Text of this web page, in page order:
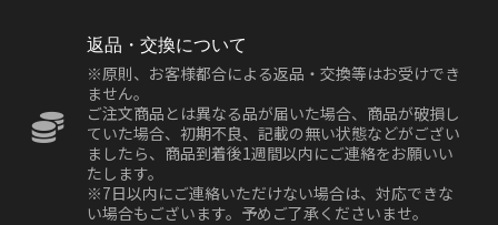
返品・交換について
※原則、お客様都合による返品・交換等はお受けでき
ません。
ご注文商品とは異なる品が届いた場合、商品が破損し
ていた場合、初期不良、記載の無い状態などがござい
ましたら、商品到着後1週間以内にご連絡をお願いい
たします。
※7日以内にご連絡いただけない場合は、対応できな
い場合もございます。予めご了承くださいませ。